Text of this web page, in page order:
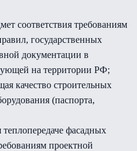
соответствия требованиям
государственных
документации в
на территории РФ;
качество строительных
(паспорта,
теплопередаче фасадных
проектной